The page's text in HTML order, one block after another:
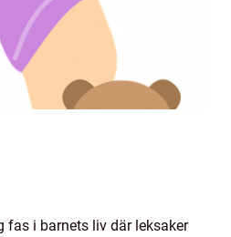
fas i barnets liv där leksaker